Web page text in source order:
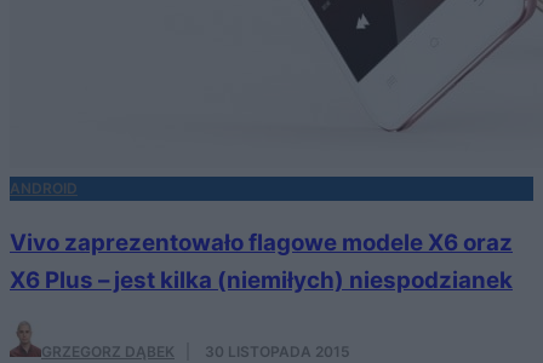
ANDROID
Vivo zaprezentowało flagowe modele X6 oraz
X6 Plus – jest kilka (niemiłych) niespodzianek
GRZEGORZ DĄBEK 30 LISTOPADA 2015